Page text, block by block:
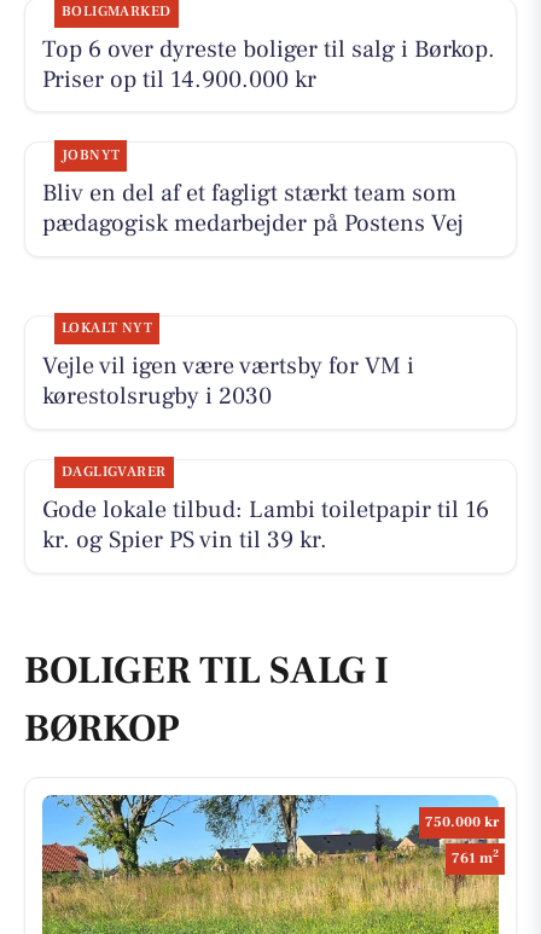
BOLIGMARKED
Top 6 over dyreste boliger til salg i Børkop.
Priser op til 14.900.000 kr
JOBNYT
Bliv en del af et fagligt stærkt team som
pædagogisk medarbejder på Postens Vej
LOKALT NYT
Vejle vil igen være værtsby for VM i
kørestolsrugby i 2030
DAGLIGVARER
Gode lokale tilbud: Lambi toiletpapir til 16
kr. og Spier PS vin til 39 kr.
BOLIGER TIL SALG I
BØRKOP
750.000 kr
761 m2